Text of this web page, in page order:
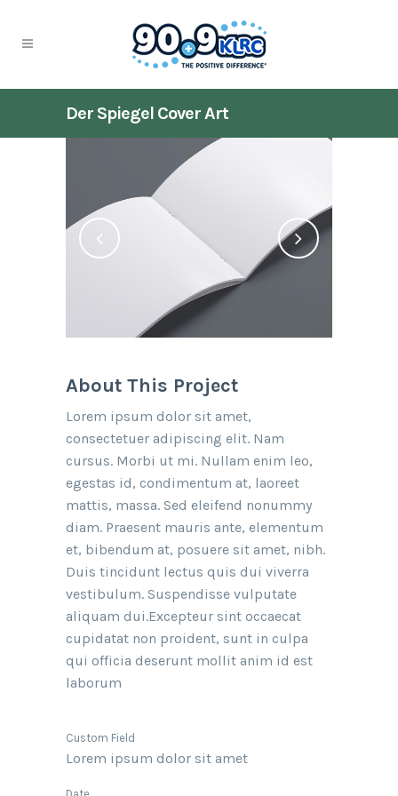
Der Spiegel Cover Art
About This Project
Lorem ipsum dolor sit amet,
consectetuer adipiscing elit. Nam
cursus. Morbi ut mi. Nullam enim leo,
egestas id, condimentum at, laoreet
mattis, massa. Sed eleifend nonummy
diam. Praesent mauris ante, elementum
et, bibendum at, posuere sit amet, nibh.
Duis tincidunt lectus quis dui viverra
vestibulum. Suspendisse vulputate
aliquam dui.Excepteur sint occaecat
cupidatat non proident, sunt in culpa
qui officia deserunt mollit anim id est
laborum
Custom Field
Lorem ipsum dolor sit amet